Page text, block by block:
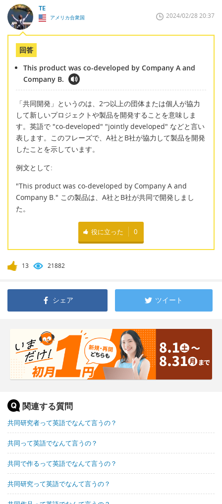
TE
アメリカ合衆国 2024/02/28 20:37
回答
This product was co-developed by Company A and
Company B.
「共同開発」というのは、2つ以上の団体または個人が協力
して新しいプロジェクトや製品を開発することを意味しま
す。英語で "co-developed" "jointly developed" などと言い
表します。このフレーズで、A社とB社が協力して製品を開発
したことを示しています。
例文として:
"This product was co-developed by Company A and
Company B." この製品は、A社とB社が共同で開発しまし
た。
役に立った 0
13 21882
シェア ツイート
関連する質問
共同研究者って英語でなんて言うの？
共同って英語でなんて言うの？
共同で作るって英語でなんて言うの？
共同研究って英語でなんて言うの？